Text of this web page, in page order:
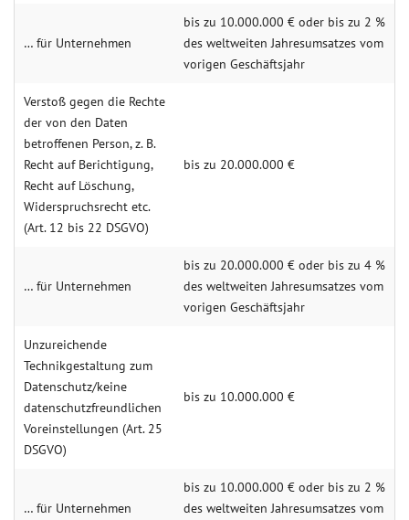
… für Unternehmen
bis zu 10.000.000 € oder bis zu 2 %
des weltweiten Jahresumsatzes vom
vorigen Geschäftsjahr
Verstoß gegen die Rechte
der von den Daten
betroffenen Person, z. B.
Recht auf Berichtigung,
Recht auf Löschung,
Widerspruchsrecht etc.
(Art. 12 bis 22 DSGVO)
bis zu 20.000.000 €
… für Unternehmen
bis zu 20.000.000 € oder bis zu 4 %
des weltweiten Jahresumsatzes vom
vorigen Geschäftsjahr
Unzureichende
Technikgestaltung zum
Datenschutz/keine
datenschutzfreundlichen
Voreinstellungen (Art. 25
DSGVO)
bis zu 10.000.000 €
… für Unternehmen
bis zu 10.000.000 € oder bis zu 2 %
des weltweiten Jahresumsatzes vom